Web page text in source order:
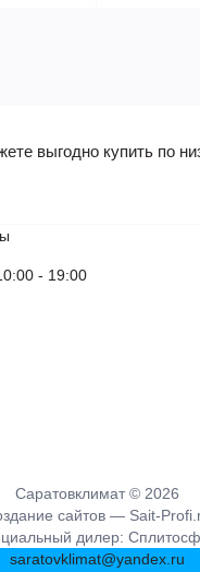
выгодно купить по
- 19:00
Саратовклимат © 2026
сайтов — Sait-
дилер:
saratovklimat@yandex.ru